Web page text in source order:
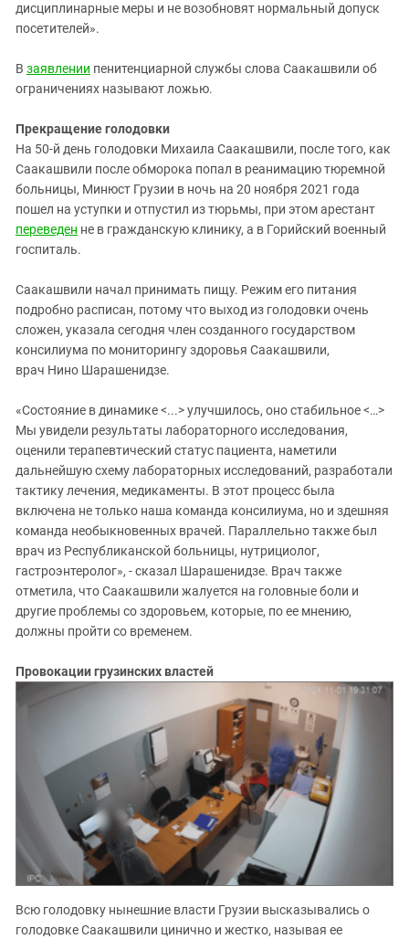
дисциплинарные меры и не возобновят нормальный допуск
посетителей».
В заявлении пенитенциарной службы слова Саакашвили об
ограничениях называют ложью.
Прекращение голодовки
На 50-й день голодовки Михаила Саакашвили, после того, как
Саакашвили после обморока попал в реанимацию тюремной
больницы, Минюст Грузии в ночь на 20 ноября 2021 года
пошел на уступки и отпустил из тюрьмы, при этом арестант
переведен не в гражданскую клинику, а в Горийский военный
госпиталь.
Саакашвили начал принимать пищу. Режим его питания
подробно расписан, потому что выход из голодовки очень
сложен, указала сегодня член созданного государством
консилиума по мониторингу здоровья Саакашвили,
врач Нино Шарашенидзе.
«Состояние в динамике <...> улучшилось, оно стабильное <…>
Мы увидели результаты лабораторного исследования,
оценили терапевтический статус пациента, наметили
дальнейшую схему лабораторных исследований, разработали
тактику лечения, медикаменты. В этот процесс была
включена не только наша команда консилиума, но и здешняя
команда необыкновенных врачей. Параллельно также был
врач из Республиканской больницы, нутрициолог,
гастроэнтеролог», - сказал Шарашенидзе. Врач также
отметила, что Саакашвили жалуется на головные боли и
другие проблемы со здоровьем, которые, по ее мнению,
должны пройти со временем.
Провокации грузинских властей
Всю голодовку нынешние власти Грузии высказывались о
голодовке Саакашвили цинично и жестко, называя ее